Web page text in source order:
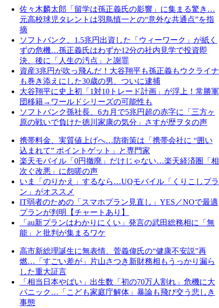
佐々木麟太郎「留学は孫正義氏の影響」に集まる驚き…
元高校球児タレントは羽鳥慎一との“意外な共通点”を指
摘
ソフトバンク、1.5兆円出資した「ウィーワーク」が紙く
ずの危機…孫正義氏はわずか12分の社内見学で投資即
決、後に「人生の汚点」と謝罪
資産3兆円が吹っ飛んだ！大谷翔平も孫正義もウクライナ
も巻き添えにした30歳の男、ついに逮捕
大谷翔平に史上初「1対10トレード計画」が浮上！常勝軍
団移籍→ワールドシリーズの可能性も
ソフトバンク孫社長、6カ月で5兆円超の赤字に「三方ヶ
原の戦いで負けた徳川家康の気分」さすが歴ヲタの声
携帯料金、実質値上げへ…防衛策は「携帯会社に “囲い
込まれて” ポイントゲット」と専門家
楽天モバイル「0円撤廃」だけじゃない…楽天経済圏「相
次ぐ改悪」に怨嗟の声
いま「のりかえ」するなら…UQモバイル「くりこしプラ
ン」がオススメ
IT弱者のための「スマホプラン見直し」YES／NOで最適
プランが判明【チャートあり】
「au新プランはわかりにくい」発言の武田総務相に「無
能」と批判が集まるワケ
高市新総理誕生に無表情、菅義偉氏の“健康不安説”再
燃…「すごい差が」片山さつき新財務相もうっかり漏ら
した重大証言
「相当日本やばい」出生数「初の70万人割れ」危機に大
パニック…「こども家庭庁解体」暴論も飛び交う悲しき
事態